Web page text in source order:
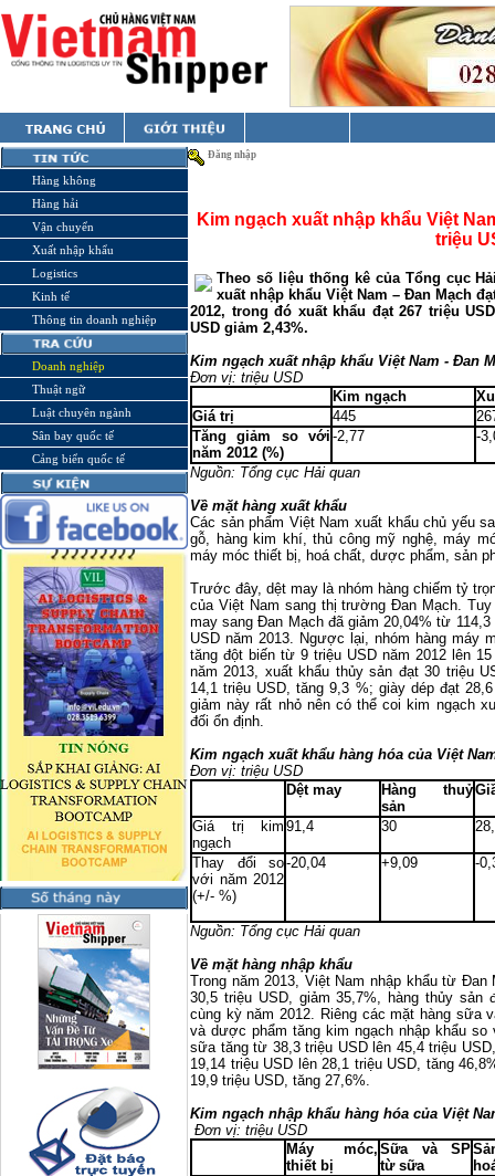
Hàng không
Hàng hải
Vận chuyển
Xuất nhập khẩu
Logistics
Kinh tế
Thông tin doanh nghiệp
Doanh nghiệp
Thuật ngữ
Luật chuyên ngành
Sân bay quốc tế
Cảng biển quốc tế
Đăng nhập
Kim ngạch xuất nhập khẩu Việt
triệu
Theo số liệu thống kê của Tổng cục
xuất nhập khẩu Việt Nam – Đan Mạch
2012, trong đó xuất khẩu đạt 267 triệu
USD giảm 2,43%.
Kim ngạch xuất nhập khẩu Việt Nam - Đan
Đơn vị: triệu USD
Kim ngạch
Giá trị
445
Tăng giảm so với
năm 2012 (%)
-2,77 -
Nguồn: Tổng cục Hải quan
Về mặt hàng xuất khẩu
Các sản phẩm Việt Nam xuất khẩu chủ yếu
gỗ, hàng kim khí, thủ công mỹ nghệ, máy
máy móc thiết bị, hoá chất, dược phẩm, sản
Trước đây, dệt may là nhóm hàng chiếm tỷ
của Việt Nam sang thị trường Đan Mạch.
may sang Đan Mạch đã giảm 20,04% từ
USD năm 2013. Ngược lại, nhóm hàng máy
tăng đột biến từ 9 triệu USD năm 2012 lên
năm 2013, xuất khẩu thủy sản đạt 30 triệu
14,1 triệu USD, tăng 9,3 %; giày dép đạt
giảm này rất nhỏ nên có thể coi kim ngạch
đối ổn định.
Kim ngạch xuất khẩu hàng hóa của Việt
Đơn vị: triệu USD
Dệt may
Hàng thuỷ
sản
Giá trị kim
ngạch
91,4 30
Thay đổi so
với năm 2012
(+/- %)
-20,04 +9,09 -
Nguồn: Tổng cục Hải quan
Về mặt hàng nhập khẩu
Trong năm 2013, Việt Nam nhập khẩu từ
30,5 triệu USD, giảm 35,7%, hàng thủy
cùng kỳ năm 2012. Riêng các mặt hàng sữa
và dược phẩm tăng kim ngạch nhập khẩu
sữa tăng từ 38,3 triệu USD lên 45,4 triệu
19,14 triệu USD lên 28,1 triệu USD, tăng
19,9 triệu USD, tăng 27,6%.
Kim ngạch nhập khẩu hàng hóa của Việt
Đơn vị: triệu USD
Máy móc,
thiết bị
Sữa và SP
từ sữa